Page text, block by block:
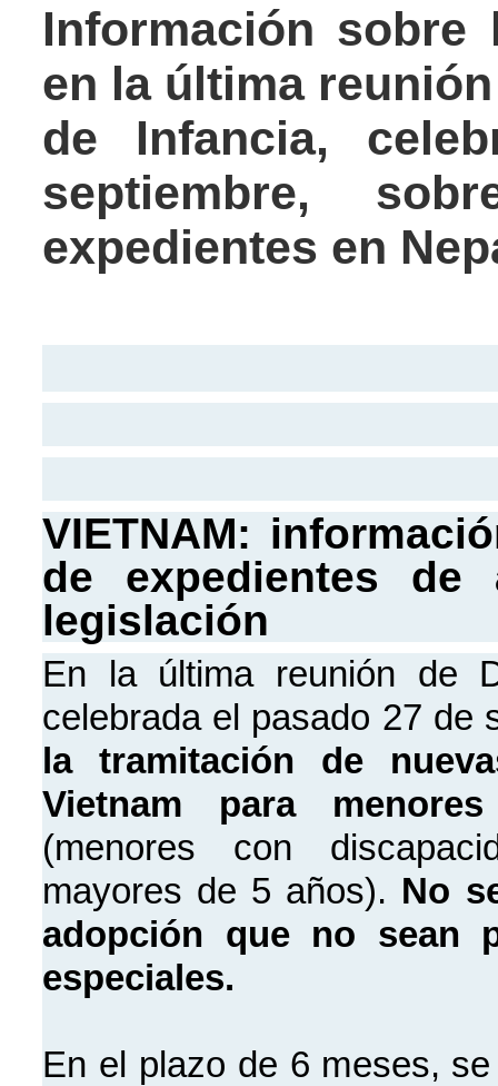
Información sobre
en la última
de Infancia,
septiembre,
expedientes en
VIETNAM:
de expedientes
legislación
En la última reunión de
celebrada el pasado 27 de
la tramitación de
Vietnam para
(menores con
mayores de 5 años). No
adopción que no sean
especiales.
En el plazo de 6 meses,